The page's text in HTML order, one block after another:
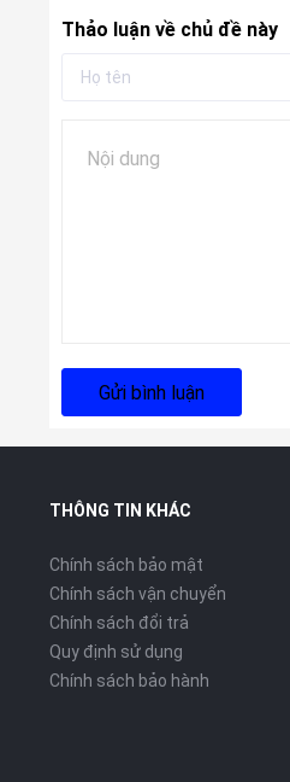
Thảo luận về chủ đề này
Gửi bình luận
THÔNG TIN KHÁC
Chính sách bảo mật
Chính sách vận chuyển
Chính sách đổi trả
Quy định sử dụng
Chính sách bảo hành